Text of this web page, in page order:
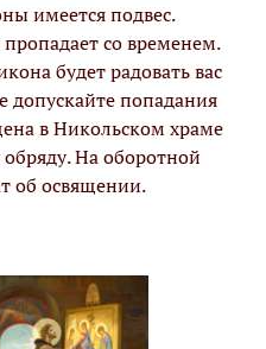
имеется подвес.
со временем.
будет радовать вас
допускайте попадания
в Никольском храме
На оборотной
об освящении.